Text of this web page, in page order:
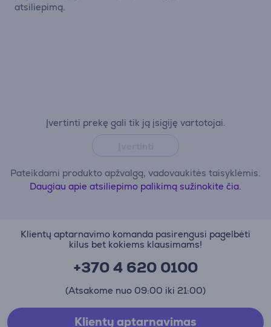
Įvertinti prekę gali tik ją įsigiję vartotojai.
Pateikdami produkto apžvalgą, vadovaukitės taisyklėmis.
Daugiau apie atsiliepimo palikimą sužinokite čia.
atsiliepimą.
Klientų aptarnavimo komanda pasirengusi pagelbėti
kilus bet kokiems klausimams!
+370 4 620 0100
(Atsakome nuo 09:00 iki 21:00)
Klientų aptarnavimas